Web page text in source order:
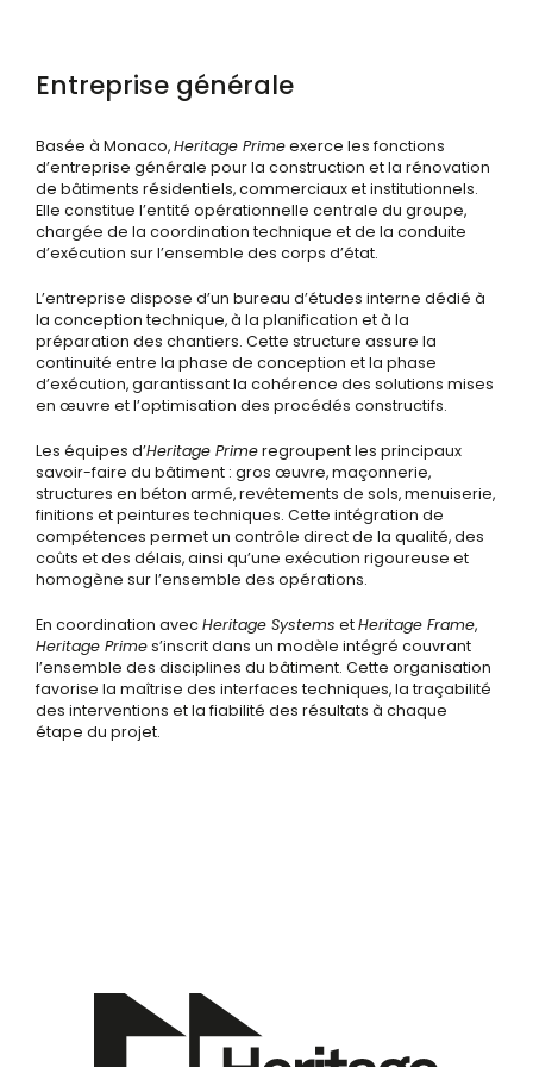
Entreprise générale
Basée à Monaco,Heritage Primeexerce les fonctions
d’entreprise générale pour la construction et la rénovation
de bâtiments résidentiels, commerciaux et institutionnels.
Elle constitue l’entité opérationnelle centrale du groupe,
chargée de la coordination technique et de la conduite
d’exécution sur l’ensemble des corps d’état.
L’entreprise dispose d’un bureau d’études interne dédié à
la conception technique, à la planification et à la
préparation des chantiers. Cette structure assure la
continuité entre la phase de conception et la phase
d’exécution, garantissant la cohérence des solutions mises
en œuvre et l’optimisation des procédés constructifs.
Les équipes d’Heritage Primeregroupent les principaux
savoir-faire du bâtiment : gros œuvre, maçonnerie,
structures en béton armé, revêtements de sols, menuiserie,
finitions et peintures techniques. Cette intégration de
compétences permet un contrôle direct de la qualité, des
coûts et des délais, ainsi qu’une exécution rigoureuse et
homogène sur l’ensemble des opérations.
En coordination avec Heritage Systems etHeritage Frame,
Heritage Primes’inscrit dans un modèle intégré couvrant
l’ensemble des disciplines du bâtiment. Cette organisation
favorise la maîtrise des interfaces techniques, la traçabilité
des interventions et la fiabilité des résultats à chaque
étape du projet.